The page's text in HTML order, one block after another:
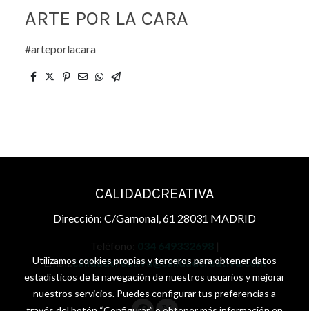
ARTE POR LA CARA
#arteporlacara
CALIDADCREATIVA
Dirección: C/Gamonal, 61 28031 MADRID
Teléfono:
|
Email:calidadcreativa@calidadcreativa.com
Utilizamos cookies propias y terceros para obtener datos
estadísticos de la navegación de nuestros usuarios y mejorar
nuestros servicios. Puedes configurar tus preferencias a